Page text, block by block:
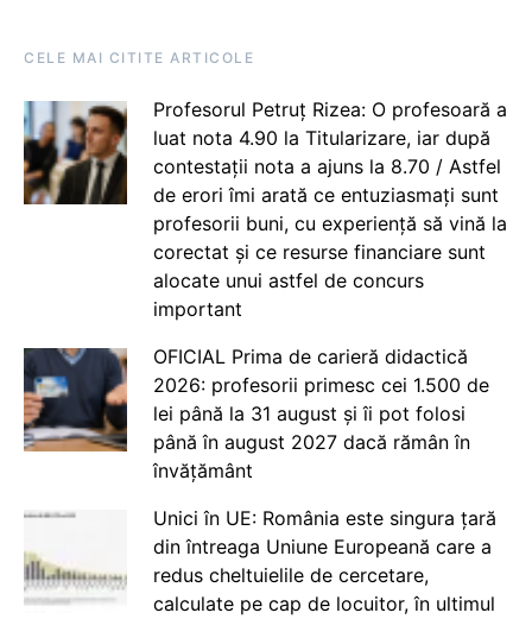
CELE MAI CITITE ARTICOLE
Profesorul Petruț Rizea: O profesoară a
luat nota 4.90 la Titularizare, iar după
contestații nota a ajuns la 8.70 / Astfel
de erori îmi arată ce entuziasmați sunt
profesorii buni, cu experiență să vină la
corectat și ce resurse financiare sunt
alocate unui astfel de concurs
important
OFICIAL Prima de carieră didactică
2026: profesorii primesc cei 1.500 de
lei până la 31 august și îi pot folosi
până în august 2027 dacă rămân în
învățământ
Unici în UE: România este singura țară
din întreaga Uniune Europeană care a
redus cheltuielile de cercetare,
calculate pe cap de locuitor, în ultimul